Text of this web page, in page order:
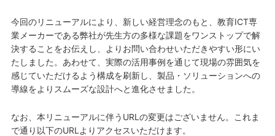
今回のリニューアルにより、新しい経営理念のもと、教育ICT専
業メーカーである弊社が先生方の多様な課題をワンストップで解
決することをお伝えし、よりお問い合わせいただきやすい形にい
たしました。あわせて、実際の活用事例を通じて現場の雰囲気を
感じていただけるよう構成を刷新し、製品・ソリューションへの
導線をよりスムーズな設計へと進化させました。
なお、本リニューアルに伴うURLの変更はございません。これま
で通り以下のURLよりアクセスいただけます。